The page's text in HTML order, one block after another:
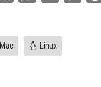
Mac Linux